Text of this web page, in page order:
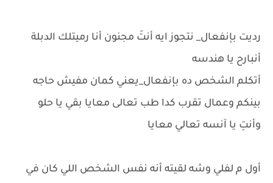
رديت بإنفعال_ نتجوز ايه أنتَ مجنون أنا رميتلك الدبلة
أنبارح يا هندسه
أتكلم الشخص ده بإنفعال_يعني كمان مفيش حاجه
بينكم وعمال تقرب كدا طب تعالى معايا بقي يا حلو
وأنتِ يا آنسه تعالي معايا
أول م لفلي وشه لقيته أنه نفس الشخص اللي كان في